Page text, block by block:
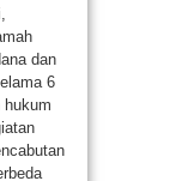
dan
6
hukum